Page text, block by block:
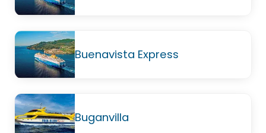
Buenavista Express
Buganvilla